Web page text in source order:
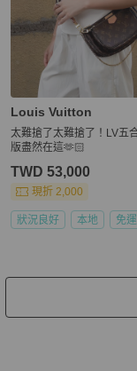
Louis Vuitton
太難搶了太難搶了！LV五
版盡然在這🫶🏻
TWD 53,000
現折 2,000
狀況良好 本地 免運